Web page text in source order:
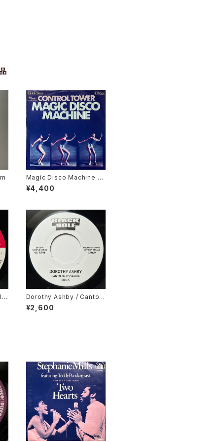
Magic Disco Machine /
Scratchin'
¥4,400
Dorothy Ashby / Canto
De Ossanha, Cause I Ne
ed It
¥2,600